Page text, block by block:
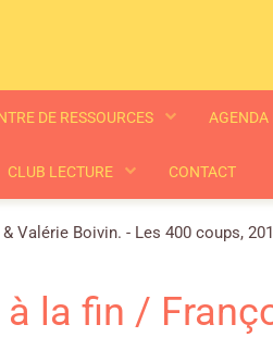
DE RESSOURCES AGENDA
CLUB LECTURE CONTACT
Valérie Boivin. - Les 400 coups,
la fin /